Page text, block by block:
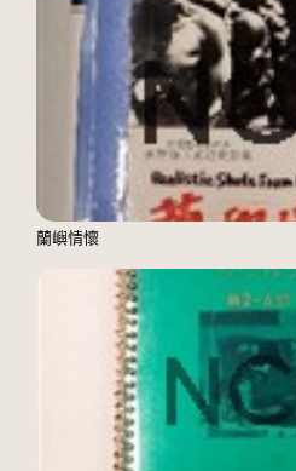
蘭嶼情懷